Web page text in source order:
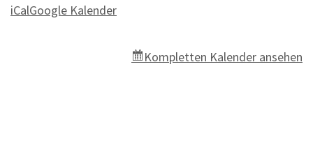
iCalGoogle Kalender
Kompletten Kalender ansehen